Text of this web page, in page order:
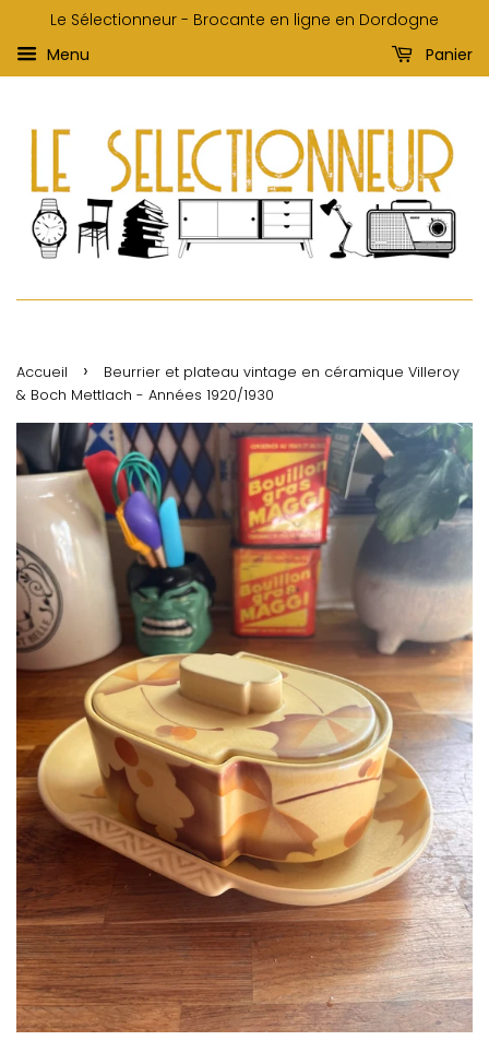
Le Sélectionneur - Brocante en ligne en Dordogne
Menu
Panier
Accueil ›
Beurrier et plateau vintage en céramique Villeroy
& Boch Mettlach - Années 1920/1930